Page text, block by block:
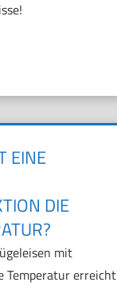
EINE
DIE
mit
Temperatur erreicht